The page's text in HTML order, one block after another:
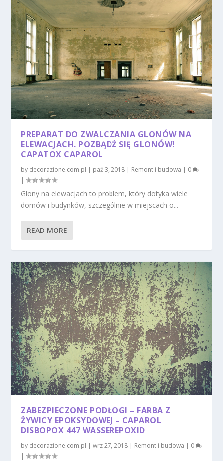
PREPARAT DO ZWALCZANIA GLONÓW NA
ELEWACJACH. POZBĄDŹ SIĘ GLONÓW!
CAPATOX CAPAROL
by decorazione.com.pl | paź 3, 2018 | Remont i budowa | 0
|
Glony na elewacjach to problem, który dotyka wiele
domów i budynków, szczególnie w miejscach o...
READ MORE
ZABEZPIECZONE PODŁOGI – FARBA Z
ŻYWICY EPOKSYDOWEJ – CAPAROL
DISBOPOX 447 WASSEREPOXID
by decorazione.com.pl |wrz 27, 2018 | Remont i budowa | 0
|